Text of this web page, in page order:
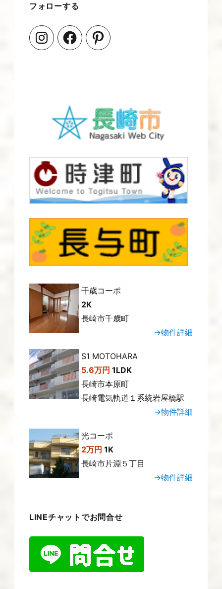
フォローする
千歳コーポ
2K
長崎市千歳町
→物件詳細
S1 MOTOHARA
5.6万円 1LDK
長崎市本原町
長崎電気軌道１系統岩屋橋駅
→物件詳細
光コーポ
2万円 1K
長崎市片淵５丁目
→物件詳細
LINEチャットでお問合せ